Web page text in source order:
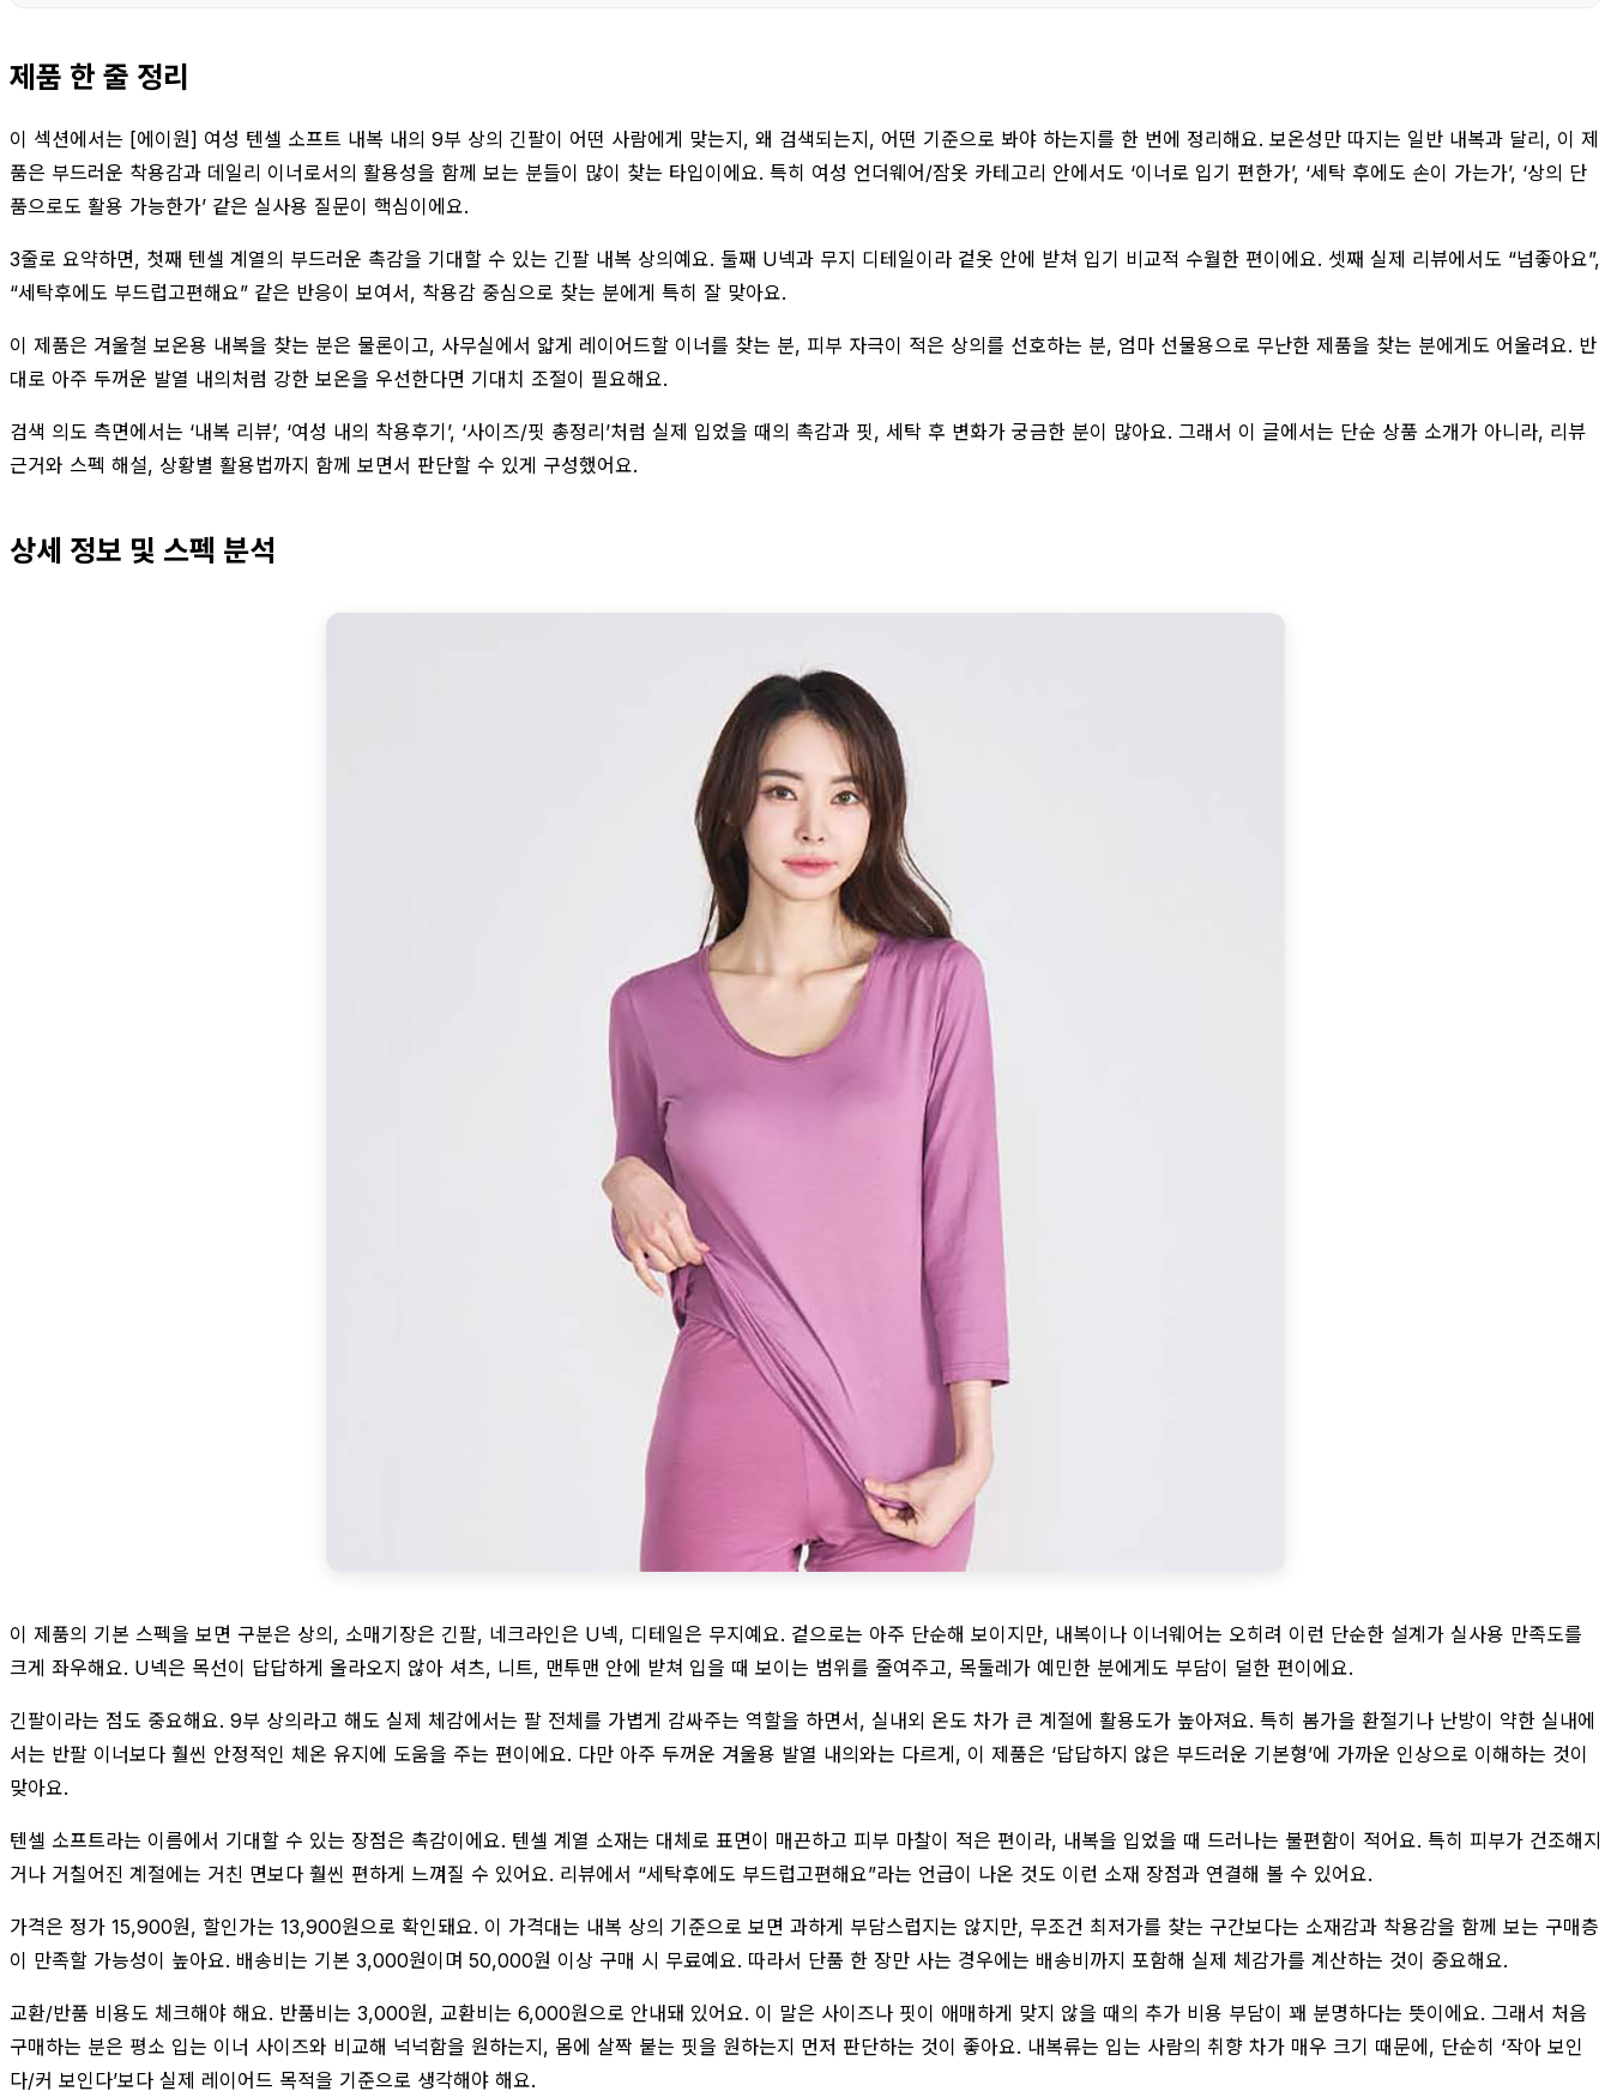
제품 한 줄 정리
이 섹션에서는 [에이원] 여성 텐셀 소프트 내복 내의 9부 상의 긴팔이 어떤 사람에게 맞는지, 왜 검색되는지, 어떤 기준으로 봐야 하는지를 한 번에 정리해요. 보온성만 따지는 일반 내복과 달리, 이 제
품은 부드러운 착용감과 데일리 이너로서의 활용성을 함께 보는 분들이 많이 찾는 타입이에요. 특히 여성 언더웨어/잠옷 카테고리 안에서도 ‘이너로 입기 편한가’, ‘세탁 후에도 손이 가는가’, ‘상의 단
품으로도 활용 가능한가’ 같은 실사용 질문이 핵심이에요.
3줄로 요약하면, 첫째 텐셀 계열의 부드러운 촉감을 기대할 수 있는 긴팔 내복 상의예요. 둘째 U넥과 무지 디테일이라 겉옷 안에 받쳐 입기 비교적 수월한 편이에요. 셋째 실제 리뷰에서도 “넘좋아요”,
“세탁후에도 부드럽고편해요” 같은 반응이 보여서, 착용감 중심으로 찾는 분에게 특히 잘 맞아요.
이 제품은 겨울철 보온용 내복을 찾는 분은 물론이고, 사무실에서 얇게 레이어드할 이너를 찾는 분, 피부 자극이 적은 상의를 선호하는 분, 엄마 선물용으로 무난한 제품을 찾는 분에게도 어울려요. 반
대로 아주 두꺼운 발열 내의처럼 강한 보온을 우선한다면 기대치 조절이 필요해요.
검색 의도 측면에서는 ‘내복 리뷰’, ‘여성 내의 착용후기’, ‘사이즈/핏 총정리’처럼 실제 입었을 때의 촉감과 핏, 세탁 후 변화가 궁금한 분이 많아요. 그래서 이 글에서는 단순 상품 소개가 아니라, 리뷰
근거와 스펙 해설, 상황별 활용법까지 함께 보면서 판단할 수 있게 구성했어요.
상세 정보 및 스펙 분석
이 제품의 기본 스펙을 보면 구분은 상의, 소매기장은 긴팔, 네크라인은 U넥, 디테일은 무지예요. 겉으로는 아주 단순해 보이지만, 내복이나 이너웨어는 오히려 이런 단순한 설계가 실사용 만족도를
크게 좌우해요. U넥은 목선이 답답하게 올라오지 않아 셔츠, 니트, 맨투맨 안에 받쳐 입을 때 보이는 범위를 줄여주고, 목둘레가 예민한 분에게도 부담이 덜한 편이에요.
긴팔이라는 점도 중요해요. 9부 상의라고 해도 실제 체감에서는 팔 전체를 가볍게 감싸주는 역할을 하면서, 실내외 온도 차가 큰 계절에 활용도가 높아져요. 특히 봄가을 환절기나 난방이 약한 실내에
서는 반팔 이너보다 훨씬 안정적인 체온 유지에 도움을 주는 편이에요. 다만 아주 두꺼운 겨울용 발열 내의와는 다르게, 이 제품은 ‘답답하지 않은 부드러운 기본형’에 가까운 인상으로 이해하는 것이
맞아요.
텐셀 소프트라는 이름에서 기대할 수 있는 장점은 촉감이에요. 텐셀 계열 소재는 대체로 표면이 매끈하고 피부 마찰이 적은 편이라, 내복을 입었을 때 드러나는 불편함이 적어요. 특히 피부가 건조해지
거나 거칠어진 계절에는 거친 면보다 훨씬 편하게 느껴질 수 있어요. 리뷰에서 “세탁후에도 부드럽고편해요”라는 언급이 나온 것도 이런 소재 장점과 연결해 볼 수 있어요.
가격은 정가 15,900원, 할인가는 13,900원으로 확인돼요. 이 가격대는 내복 상의 기준으로 보면 과하게 부담스럽지는 않지만, 무조건 최저가를 찾는 구간보다는 소재감과 착용감을 함께 보는 구매층
이 만족할 가능성이 높아요. 배송비는 기본 3,000원이며 50,000원 이상 구매 시 무료예요. 따라서 단품 한 장만 사는 경우에는 배송비까지 포함해 실제 체감가를 계산하는 것이 중요해요.
교환/반품 비용도 체크해야 해요. 반품비는 3,000원, 교환비는 6,000원으로 안내돼 있어요. 이 말은 사이즈나 핏이 애매하게 맞지 않을 때의 추가 비용 부담이 꽤 분명하다는 뜻이에요. 그래서 처음
구매하는 분은 평소 입는 이너 사이즈와 비교해 넉넉함을 원하는지, 몸에 살짝 붙는 핏을 원하는지 먼저 판단하는 것이 좋아요. 내복류는 입는 사람의 취향 차가 매우 크기 때문에, 단순히 ‘작아 보인
다/커 보인다’보다 실제 레이어드 목적을 기준으로 생각해야 해요.